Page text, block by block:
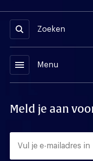
Zoeken
menu Menu
Meld je aan